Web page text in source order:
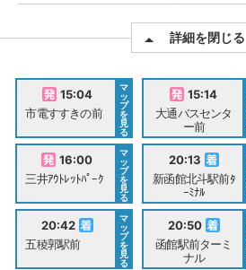
詳細を閉じる
15:04
市電すすきの前
マ
ッ
プ
を
見
る
15:14
大通バスセンタ
ー前
16:00
三井ｱｳﾄﾚｯﾄﾊﾟｰｸ
マ
ッ
プ
を
見
る
20:13
新函館北斗駅前ﾀ
ｰﾐﾅﾙ
20:42
五稜郭駅前
マ
ッ
プ
を
見
る
20:50
函館駅前ターミ
ナル